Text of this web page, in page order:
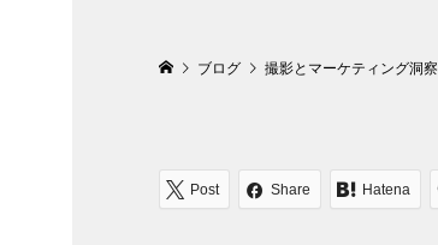
ブログ 撮影とマーケティング洞察
Post Share Hatena